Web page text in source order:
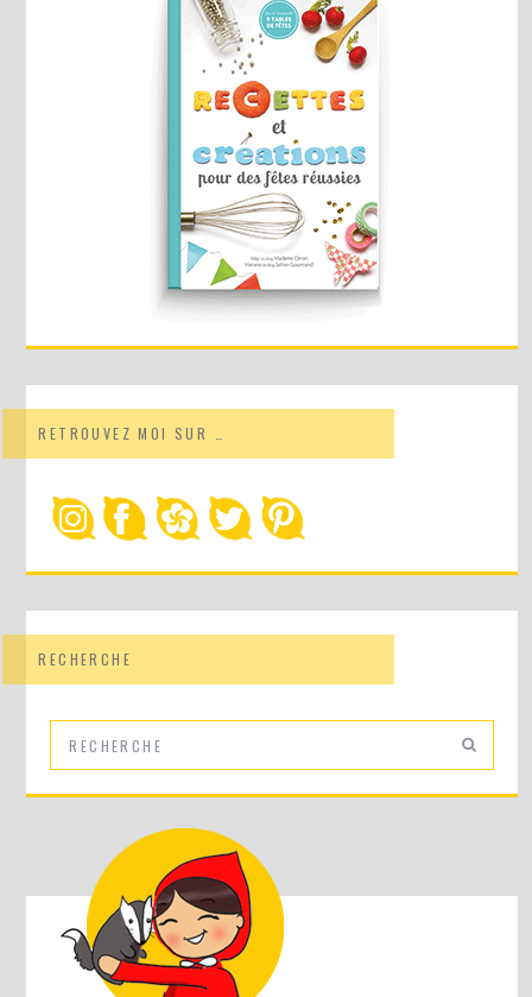
RETROUVEZ MOI SUR …
RECHERCHE